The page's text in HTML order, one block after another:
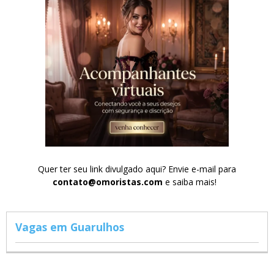
Quer ter seu link divulgado aqui? Envie e-mail para
contato@omoristas.com e saiba mais!
Vagas em Guarulhos